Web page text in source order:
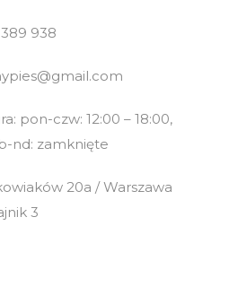
938
pon-czw: 12:00 – 18:00,
nd: zamknięte
20a / Warszawa
3